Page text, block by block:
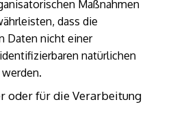
Maßnahmen
dass die
Daten nicht einer
natürlichen
oder für die Verarbeitung